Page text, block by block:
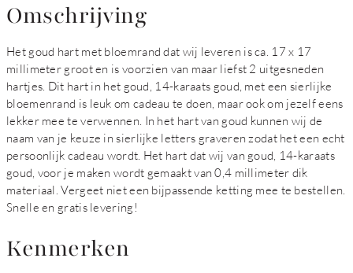
Omschrijving
Het goud hart met bloemrand dat wij leveren is ca. 17 x 17
millimeter groot en is voorzien van maar liefst 2 uitgesneden
hartjes. Dit hart in het goud, 14-karaats goud, met een sierlijke
bloemenrand is leuk om cadeau te doen, maar ook om jezelf eens
lekker mee te verwennen. In het hart van goud kunnen wij de
naam van je keuze in sierlijke letters graveren zodat het een echt
persoonlijk cadeau wordt. Het hart dat wij van goud, 14-karaats
goud, voor je maken wordt gemaakt van 0,4 millimeter dik
materiaal. Vergeet niet een bijpassende ketting mee te bestellen.
Snelle en gratis levering!
Kenmerken